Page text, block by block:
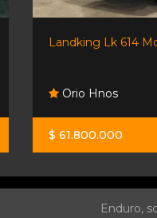
Landking Lk 614
Orio Hnos
$ 61.800.000
Enduro,